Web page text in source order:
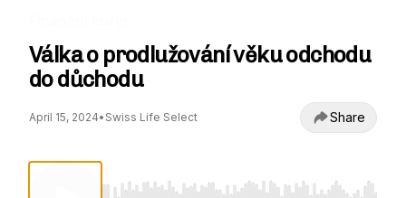
Válka o prodlužování věku odchodu
do důchodu
April 15, 2024• Swiss Life Select Share